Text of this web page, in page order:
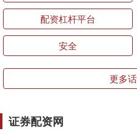
配资杠杆平台
安全
更多
证券配资网